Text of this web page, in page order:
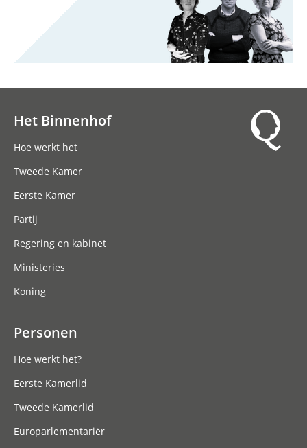
Het Binnenhof
Hoe werkt het
Tweede Kamer
Eerste Kamer
Partij
Regering en kabinet
Ministeries
Koning
Personen
Hoe werkt het?
Eerste Kamerlid
Tweede Kamerlid
Europarlementariër